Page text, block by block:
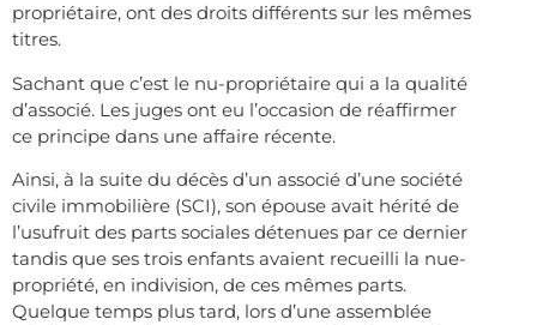
propriétaire, ont des droits différents sur les mêmes
titres.
Sachant que c’est le nu-propriétaire qui a la qualité
d’associé. Les juges ont eu l’occasion de réaffirmer
ce principe dans une affaire récente.
Ainsi, à la suite du décès d’un associé d’une société
civile immobilière (SCI), son épouse avait hérité de
l’usufruit des parts sociales détenues par ce dernier
tandis que ses trois enfants avaient recueilli la nue-
propriété, en indivision, de ces mêmes parts.
Quelque temps plus tard, lors d’une assemblée